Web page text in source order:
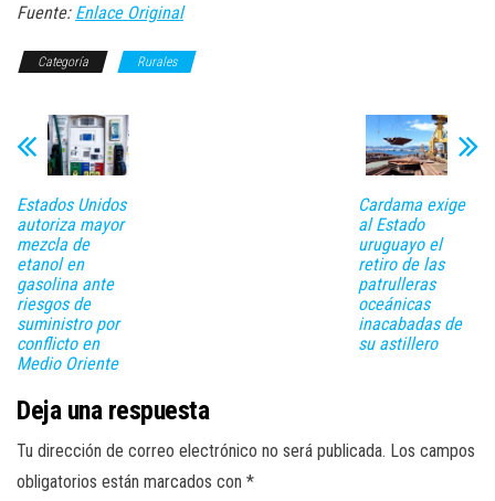
Fuente: Enlace Original
Categoría Rurales
Estados Unidos
autoriza mayor
mezcla de
etanol en
gasolina ante
riesgos de
suministro por
conflicto en
Medio Oriente
Cardama exige
al Estado
uruguayo el
retiro de las
patrulleras
oceánicas
inacabadas de
su astillero
Deja una respuesta
Tu dirección de correo electrónico no será publicada. Los campos
obligatorios están marcados con *